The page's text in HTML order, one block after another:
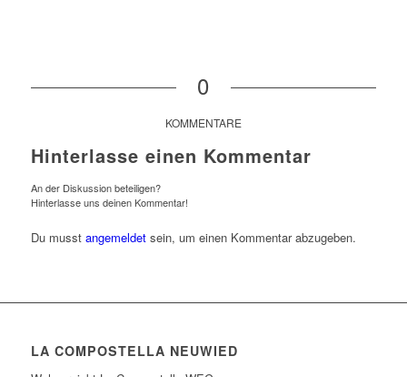
0
KOMMENTARE
Hinterlasse einen Kommentar
An der Diskussion beteiligen?
Hinterlasse uns deinen Kommentar!
Du musst angemeldetsein, um einen Kommentar abzugeben.
LA COMPOSTELLA NEUWIED